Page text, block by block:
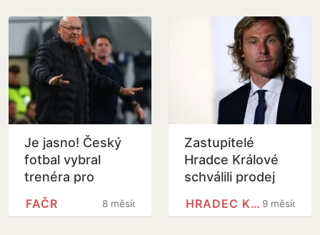
Je jasno! Český
fotbal vybral
trenéra pro
reprezentaci,
představí ho
8 měsíců
FAČR
Zastupitelé
Hradce Králové
schválili prodej
fotbalového klubu
9 měsíců
HRADEC KRÁLOVÉ